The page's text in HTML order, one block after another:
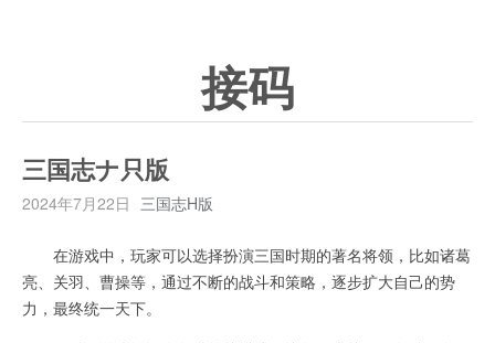
接码
三国志ナ只版
2024年7月22日 三国志H版
在游戏中，玩家可以选择扮演三国时期的著名将领，比如诸葛
亮、关羽、曹操等，通过不断的战斗和策略，逐步扩大自己的势
力，最终统一天下。